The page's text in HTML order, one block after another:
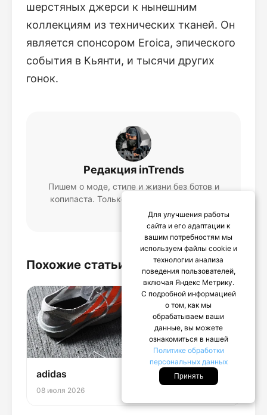
шерстяных джерси к нынешним
коллекциям из технических тканей. Он
является спонсором Eroica, эпического
события в Кьянти, и тысячи других
гонок.
Редакция inTrends
Пишем о моде, стиле и жизни без ботов и
копипаста. Только живой язык и личный
Похожие статьи
adidas
08 июля 2026
Для улучшения работы
сайта и его адаптации к
вашим потребностям мы
используем файлы cookie и
технологии анализа
поведения пользователей,
включая Яндекс Метрику.
С подробной информацией
о том, как мы
обрабатываем ваши
данные, вы можете
ознакомиться в нашей
Политике обработки
персональных данных
Принять